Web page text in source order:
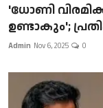
'ധോണി
ഉണ്ടാകും';
Admin Nov 6, 2025 0